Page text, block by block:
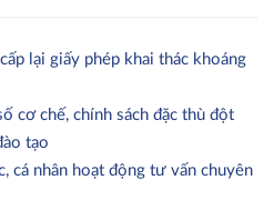
lại giấy phép khai thác khoáng
cơ chế, chính sách đặc thù đột
tạo
nhân hoạt động tư vấn chuyên